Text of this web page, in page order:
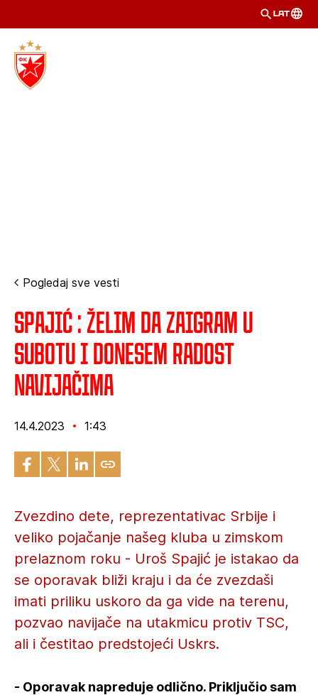
LAT
Pogledaj sve vesti
Spajić : Želim da zaigram u
subotu i donesem radost
navijačima
14.4.2023 1:43
Zvezdino dete, reprezentativac Srbije i
veliko pojačanje našeg kluba u zimskom
prelaznom roku - Uroš Spajić je istakao da
se oporavak bliži kraju i da će zvezdaši
imati priliku uskoro da ga vide na terenu,
pozvao navijače na utakmicu protiv TSC,
ali i čestitao predstojeći Uskrs.
- Oporavak napreduje odlično. Priključio sam